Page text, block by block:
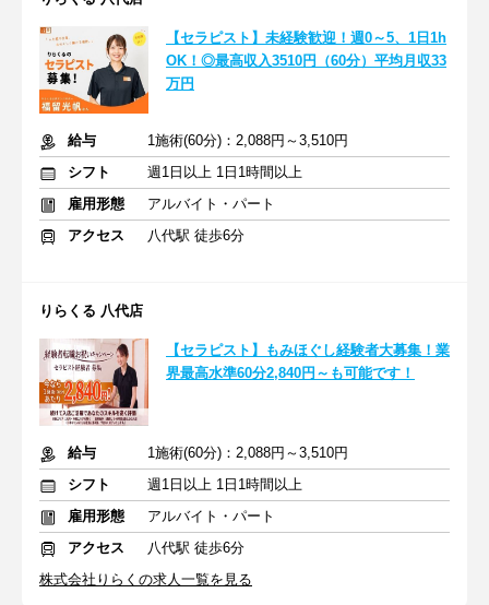
【セラピスト】未経験歓迎！週0～5、1日1h
OK！◎最高収入3510円（60分）平均月収33
万円
給与
1施術(60分)：2,088円～3,510円
シフト
週1日以上 1日1時間以上
雇用形態
アルバイト・パート
アクセス
八代駅 徒歩6分
りらくる 八代店
【セラピスト】もみほぐし経験者大募集！業
界最高水準60分2,840円～も可能です！
給与
1施術(60分)：2,088円～3,510円
シフト
週1日以上 1日1時間以上
雇用形態
アルバイト・パート
アクセス
八代駅 徒歩6分
株式会社りらくの求人一覧を見る